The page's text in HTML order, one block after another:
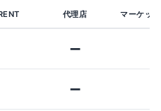
代理店 マーケッ
➖
➖